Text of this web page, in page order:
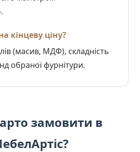
кінцеву ціну?
(масив, МДФ), складність
обраної фурнітури.
замовити в